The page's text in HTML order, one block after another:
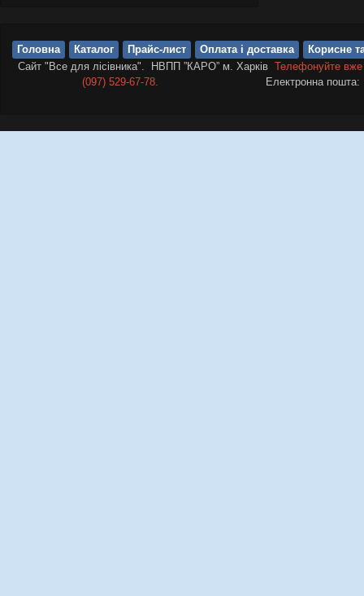
Головна Каталог Прайс-лист Оплата і доставка
Корисне
Сайт "Все для лісівника". НВПП ”КАРО” м. Харків Телефонуйте
(097) 529-67-78.
Електронна